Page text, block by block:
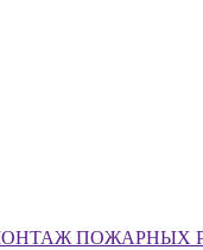
ПОЖАРНЫХ